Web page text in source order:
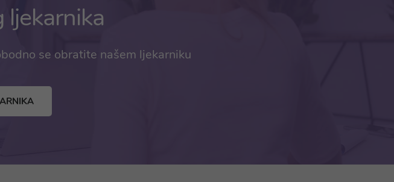
ljekarnika
se obratite našem ljekarniku